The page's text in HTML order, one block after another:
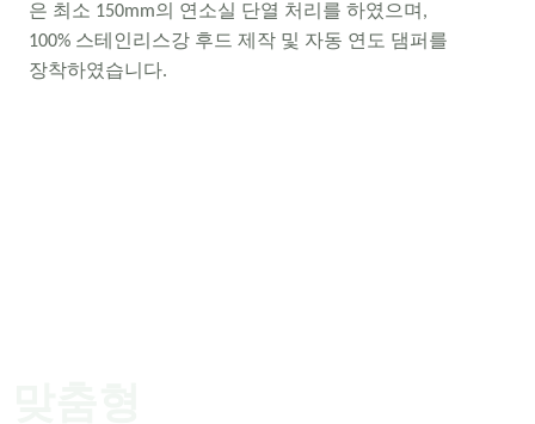
은 최소 150mm의 연소실 단열 처리를 하였으며,
100% 스테인리스강 후드 제작 및 자동 연도 댐퍼를
장착하였습니다.